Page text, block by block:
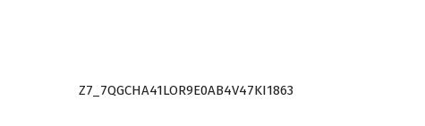
Z7_7QGCHA41LOR9E0AB4V47KI1863